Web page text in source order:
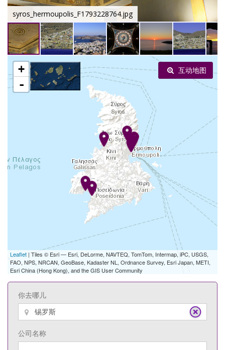
syros_hermoupolis_F1793228764.jpg
+
-
Leaflet | Tiles © Esri — Esri, DeLorme, NAVTEQ, TomTom, Intermap, iPC, USGS,
FAO, NPS, NRCAN, GeoBase, Kadaster NL, Ordnance Survey, Esri Japan, METI,
Esri China (Hong Kong), and the GIS User Community
互动地图
你去哪儿
公司名称